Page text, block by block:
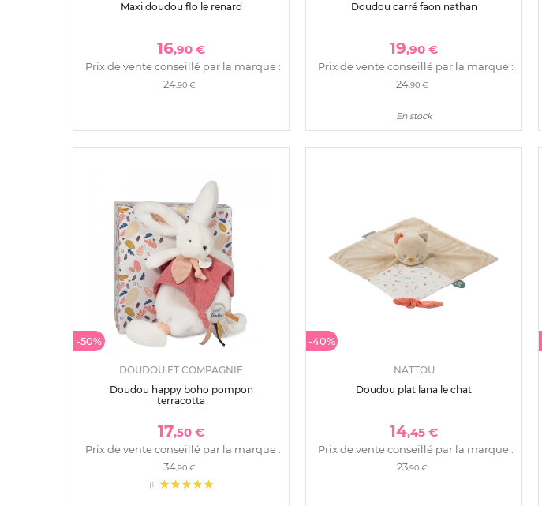
Maxi doudou flo le renard
16,90 €
Prix de vente conseillé par la marque :
24,90 €
Doudou carré faon nathan
19,90 €
Prix de vente conseillé par la marque :
24,90 €
En stock
-50%
DOUDOU ET COMPAGNIE
Doudou happy boho pompon
terracotta
17,50 €
Prix de vente conseillé par la marque :
34,90 €
(1)
-40%
NATTOU
Doudou plat lana le chat
14,45 €
Prix de vente conseillé par la marque :
23,90 €